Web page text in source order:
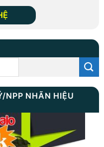
NPP NHÃN HIỆU